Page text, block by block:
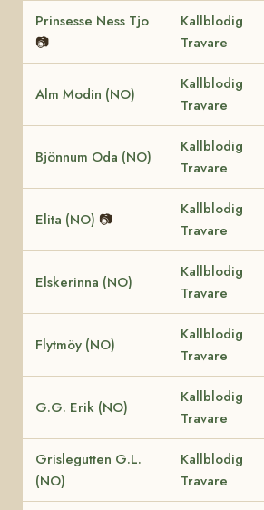
Prinsesse Ness Tjo
📷
Kallblodig
Travare
Alm Modin (NO)
Kallblodig
Travare
Bjönnum Oda (NO)
Kallblodig
Travare
Elita (NO) 📷
Kallblodig
Travare
Elskerinna (NO)
Kallblodig
Travare
Flytmöy (NO)
Kallblodig
Travare
G.G. Erik (NO)
Kallblodig
Travare
Grislegutten G.L.
(NO)
Kallblodig
Travare